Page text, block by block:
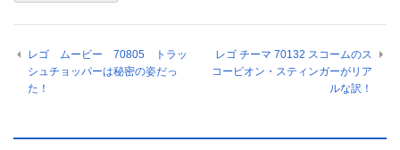
レゴ ムービー 70805 トラッ
シュチョッパーは秘密の姿だっ
た！
レゴ チーマ 70132 スコームのス
コーピオン・スティンガーがリア
ルな訳！